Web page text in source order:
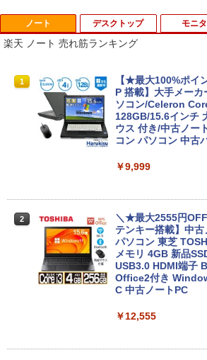
ノート
楽天 ノート 売れ筋ランキング
1
【★最大100%ポイ
P 搭載】大手メー
ソコン/Celeron
128GB/15.6インチ
ウス 付き/中古ノー
コン パソコン 中古
￥9,999
2
＼★最大2555円
テンキー搭載】中
パソコン 東芝
メモリ 4GB 新品
USB3.0 HDMI端子
Office2付き
C 中古ノートPC
￥12,555
デスクトップ モニ